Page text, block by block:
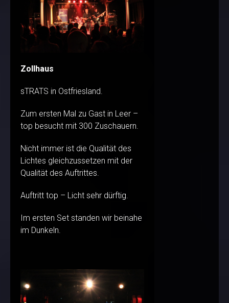
Zollhaus
sTRATS in Ostfriesland.
Zum ersten Mal zu Gast in Leer –
top besucht mit 300 Zuschauern.
Nicht immer ist die Qualität des
Lichtes gleichzussetzen mit der
Qualität des Auftrittes.
Auftritt top – Licht sehr dürftig.
Im ersten Set standen wir beinahe
im Dunkeln.